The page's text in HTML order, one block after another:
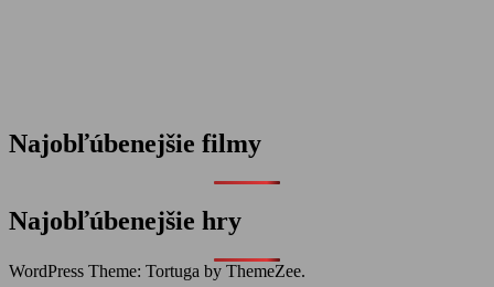
Najobľúbenejšie filmy
Najobľúbenejšie hry
WordPress Theme: Tortuga by ThemeZee.